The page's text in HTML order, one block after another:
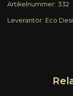
Artikelnummer: 332
Leverantör: Eco